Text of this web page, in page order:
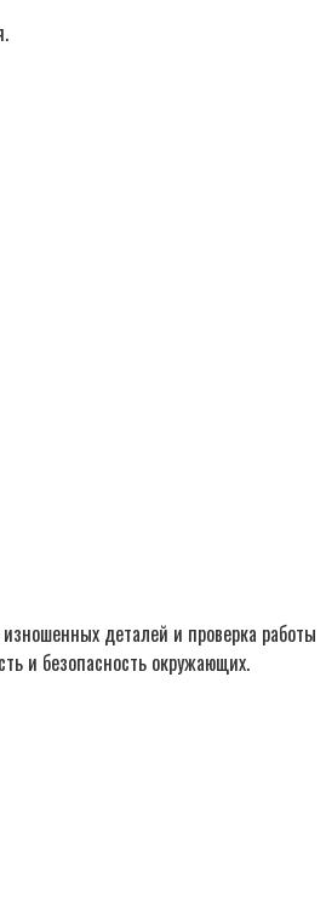
деталей и проверка работы
и безопасность окружающих.